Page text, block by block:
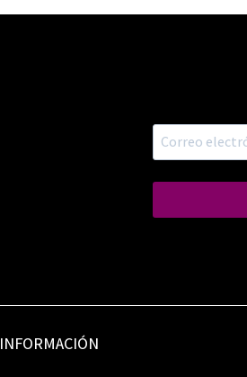
INFORMACIÓN